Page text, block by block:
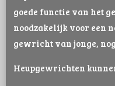
goede functie van het
noodzakelijk voor een
gewricht van jonge,
Heupgewrichten